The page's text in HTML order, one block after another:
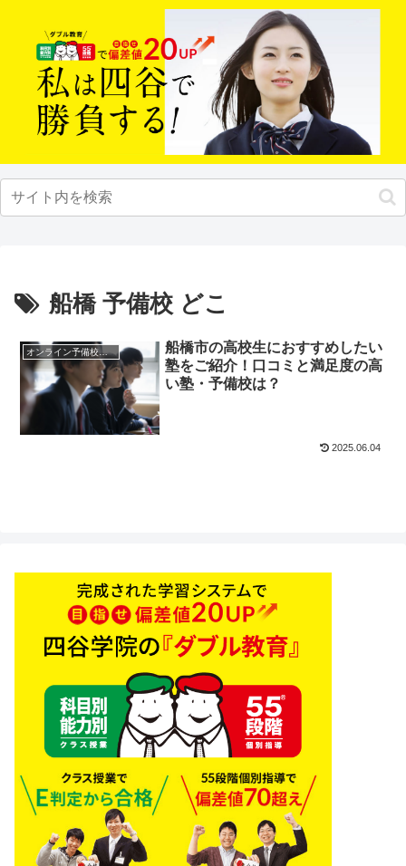
船橋 予備校 どこ
オンライン予備校・塾の活用法
船橋市の高校生におすすめしたい
塾をご紹介！口コミと満足度の高
い塾・予備校は？
2025.06.04